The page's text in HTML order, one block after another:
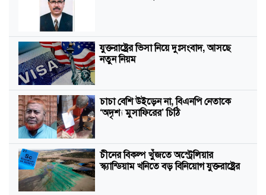
যুক্তরাষ্ট্রের ভিসা নিয়ে দুঃসংবাদ, আসছে
নতুন নিয়ম
চাচা বেশি উইড়েন না, বিএনপি নেতাকে
‘অদৃশ্য মুসাফিরের’ চিঠি
চীনের বিকল্প খুঁজতে অস্ট্রেলিয়ার
স্ক্যান্ডিয়াম খনিতে বড় বিনিয়োগ যুক্তরাষ্ট্রের